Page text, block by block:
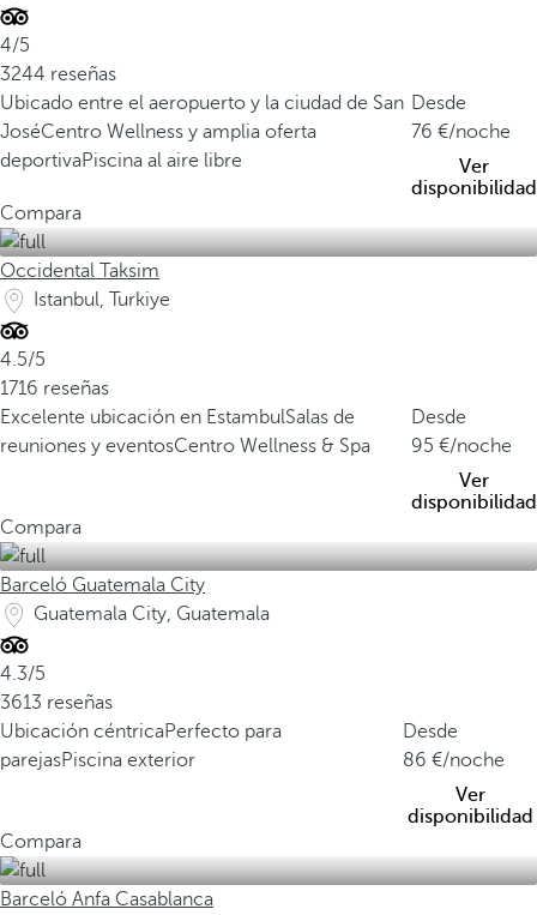
4/5
3244 reseñas
Ubicado entre el aeropuerto y la ciudad de San
JoséCentro Wellness y amplia oferta
deportivaPiscina al aire libre
Desde
76
/noche
Ver
disponibilidad
Compara
Occidental Taksim
Istanbul, Turkiye
4.5/5
1716 reseñas
Excelente ubicación en EstambulSalas de
reuniones y eventosCentro Wellness & Spa
Desde
95
/noche
Ver
disponibilidad
Compara
Barceló Guatemala City
Guatemala City, Guatemala
4.3/5
3613 reseñas
Ubicación céntricaPerfecto para
parejasPiscina exterior
Desde
86
/noche
Ver
disponibilidad
Compara
Barceló Anfa Casablanca